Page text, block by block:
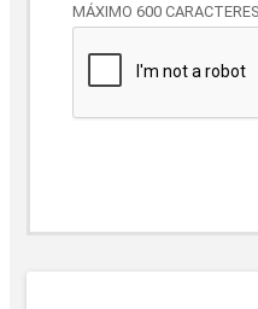
MÁXIMO 600 CARACTERES.